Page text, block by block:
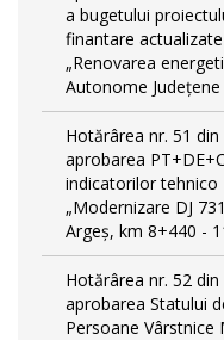
a bugetului
finantare
„Renovarea
Autonome
Hotărârea nr. 51
aprobarea
indicatorilor
„Modernizare DJ
Argeș, km 8+440 -
Hotărârea nr. 52
aprobarea Statului
Persoane Vârstnice